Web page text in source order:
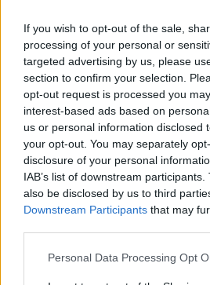
If you wish to opt-out of the sale,
processing of your personal or
targeted advertising by us, please
section to confirm your selection.
opt-out request is processed you
interest-based ads based on
us or personal information disclosed
your opt-out. You may separately
disclosure of your personal
IAB’s list of downstream
also be disclosed by us to third
Downstream Participants that may
Please note that this website/app
Personal Data Processing Opt
állíthat egy házasságot ez az
mindent legyőztek és mindig
"– Ha a Hivatal baszogat, te
úgy döntesz, hogy kitartasz –
határozottan –, számíthatsz a
támogatásomra. Tudod, míg a
választ. Világosan fejeztem ki
– Igen. Köszönöm.
– Ha a Hivatal baszogat, te
ötlettől vezérelve úgy döntesz,
picsába a nyugdíjaddal együtt,